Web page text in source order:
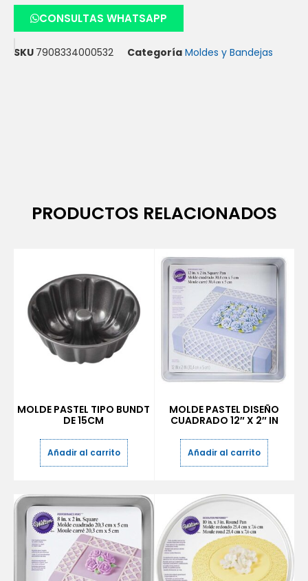
CONSULTAS WHATSAPP
SKU 7908334000532 Categoría Moldes y Bandejas
PRODUCTOS RELACIONADOS
MOLDE PASTEL TIPO BUNDT
DE 15CM
Añadir al carrito
MOLDE PASTEL DISEÑO
CUADRADO 12″ X 2″ IN
Añadir al carrito